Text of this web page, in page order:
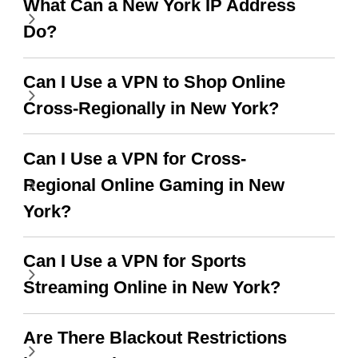
this app is and even if
support this amazing
vpn honestly you should
put more ads to grant us
more range and faster
WiFi but honestly the
WiFi is already fast
when I use this I just
wanted to say thank you
and keep up the good
work.
have not seen any ads
free service. A 10/10.
What Can a New York IP Address
Do?
Can I Use a VPN to Shop Online
Cross-Regionally in New York?
Can I Use a VPN for Cross-
Regional Online Gaming in New
York?
Can I Use a VPN for Sports
Streaming Online in New York?
Are There Blackout Restrictions